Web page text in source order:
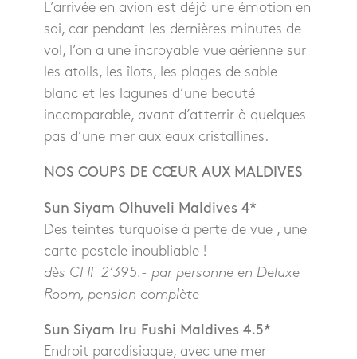
L’arrivée en avion est déjà une émotion en
soi, car pendant les dernières minutes de
vol, l’on a une incroyable vue aérienne sur
les atolls, les îlots, les plages de sable
blanc et les lagunes d’une beauté
incomparable, avant d’atterrir à quelques
pas d’une mer aux eaux cristallines.
NOS COUPS DE CŒUR AUX MALDIVES
Sun Siyam Olhuveli Maldives 4*
Des teintes turquoise à perte de vue , une
carte postale inoubliable !
dès CHF 2’395.- par personne en Deluxe
Room, pension complète
Sun Siyam Iru Fushi Maldives 4.5*
Endroit paradisiaque, avec une mer